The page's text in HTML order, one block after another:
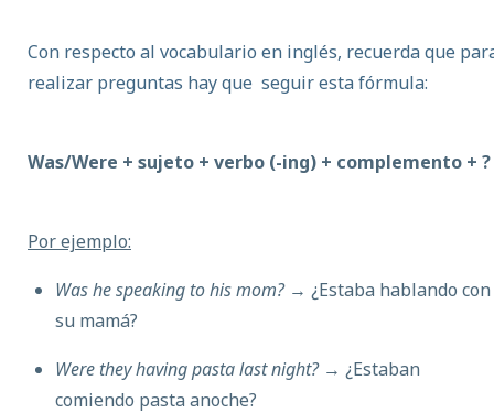
Con respecto al vocabulario en inglés, recuerda que
realizar preguntas hay que seguir esta fórmula:
Was/Were + sujeto + verbo (-ing) + complemento + ?
Por ejemplo:
Was he speaking to his mom?→ ¿Estaba hablando con
su mamá?
Were they having pasta last night?→ ¿Estaban
comiendo pasta anoche?